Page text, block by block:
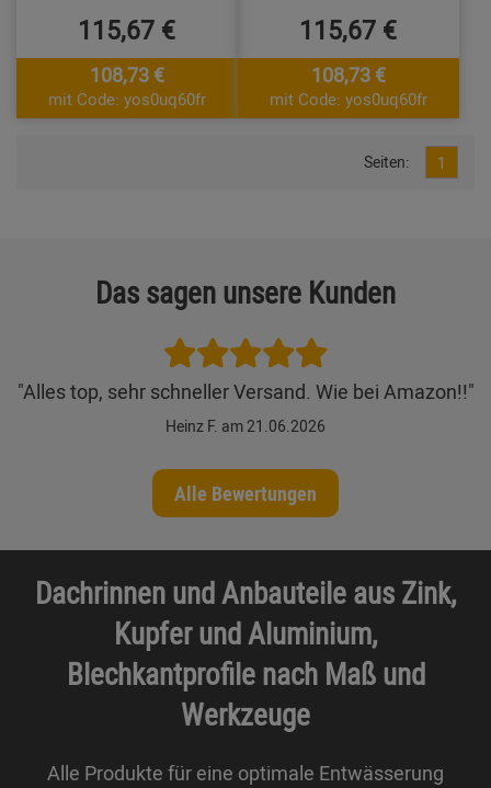
115,67 €
108,73 €
mit Code: yos0uq60fr
115,67 €
108,73 €
mit Code: yos0uq60fr
Seiten: 1
Das sagen unsere Kunden
"Alles top, sehr schneller Versand. Wie bei Amazon!!"
Heinz F. am 21.06.2026
Alle Bewertungen
Dachrinnen und Anbauteile aus Zink,
Kupfer und Aluminium,
Blechkantprofile nach Maß und
Werkzeuge
Alle Produkte für eine optimale Entwässerung